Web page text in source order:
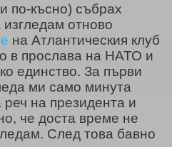
по-късно) събрах
отново
на Атлантическия клуб
в прослава на НАТО и
единство. За първи
ми само минута
на президента и
че доста време не
След това бавно